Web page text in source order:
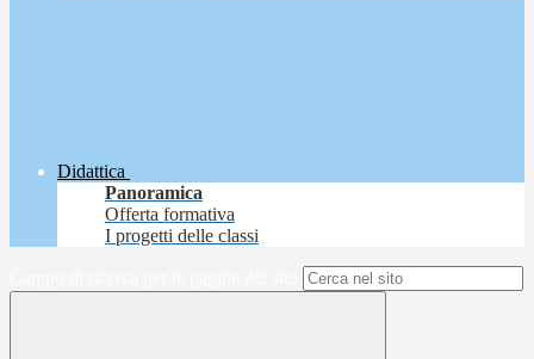
Didattica
Panoramica
Offerta formativa
I progetti delle classi